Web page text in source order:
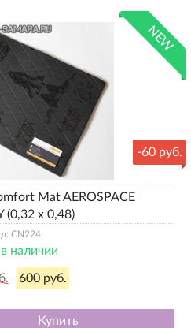
-60 руб.
NEW
Mat AEROSPACE
(0,32 х 0,48)
CN224
в наличии
600 руб.
Купить